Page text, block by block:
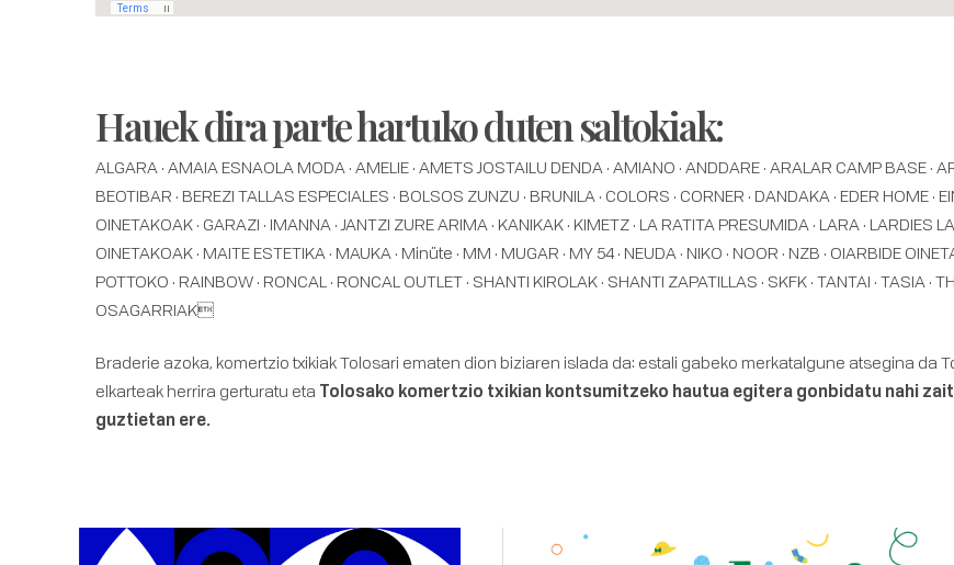
Hauek dira parte hartuko duten saltokiak:
ALGARA · AMAIA ESNAOLA MODA · AMELIE · AMETS JOSTAILU DENDA · AMIANO · ANDDARE · ARALAR CAMP BASE ·
BEOTIBAR · BEREZI TALLAS ESPECIALES · BOLSOS ZUNZU · BRUNILA · COLORS · CORNER · DANDAKA · EDER HOME ·
OINETAKOAK · GARAZI · IMANNA · JANTZI ZURE ARIMA · KANIKAK · KIMETZ · LA RATITA PRESUMIDA · LARA · LARDIES
OINETAKOAK · MAITE ESTETIKA · MAUKA · Minüte · MM · MUGAR · MY 54 · NEUDA · NIKO · NOOR · NZB · OIARBIDE
POTTOKO · RAINBOW · RONCAL · RONCAL OUTLET · SHANTI KIROLAK · SHANTI ZAPATILLAS · SKFK · TANTAI · TASIA ·
OSAGARRIAK
Braderie azoka, komertzio txikiak Tolosari ematen dion biziaren islada da: estali gabeko merkatalgune atsegina da
elkarteak herrira gerturatu eta Tolosako komertzio txikian kontsumitzeko hautua egitera gonbidatu nahi
guztietan ere.